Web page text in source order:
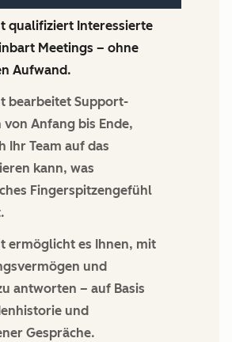
qualifiziert Interessierte
Meetings – ohne
Aufwand.
bearbeitet Support-
Anfang bis Ende,
Ihr Team auf das
kann, was
Fingerspitzengefühl
ermöglicht es Ihnen, mit
und
antworten – auf Basis
und
Gespräche.